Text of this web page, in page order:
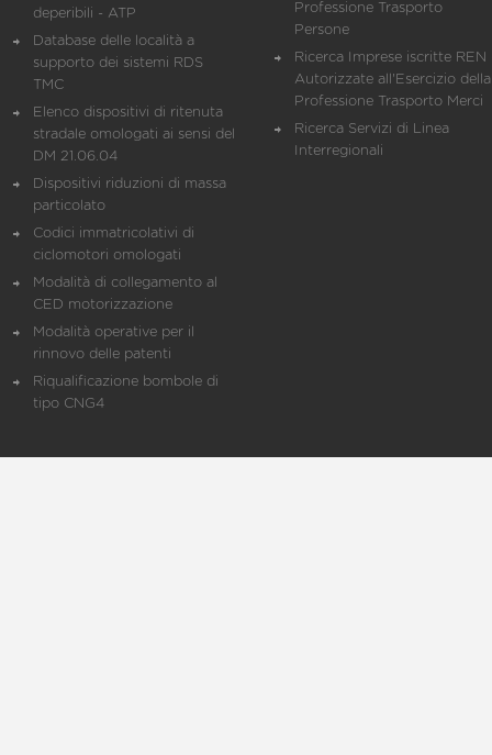
deperibili - ATP
Database delle località a
supporto dei sistemi RDS
TMC
Elenco dispositivi di ritenuta
stradale omologati ai sensi del
DM 21.06.04
Dispositivi riduzioni di massa
particolato
Codici immatricolativi di
ciclomotori omologati
Modalità di collegamento al
CED motorizzazione
Modalità operative per il
rinnovo delle patenti
Riqualificazione bombole di
tipo CNG4
Professione Trasporto
Persone
Ricerca Imprese iscritte REN
Autorizzate all'Esercizio della
Professione Trasporto Merci
Ricerca Servizi di Linea
Interregionali